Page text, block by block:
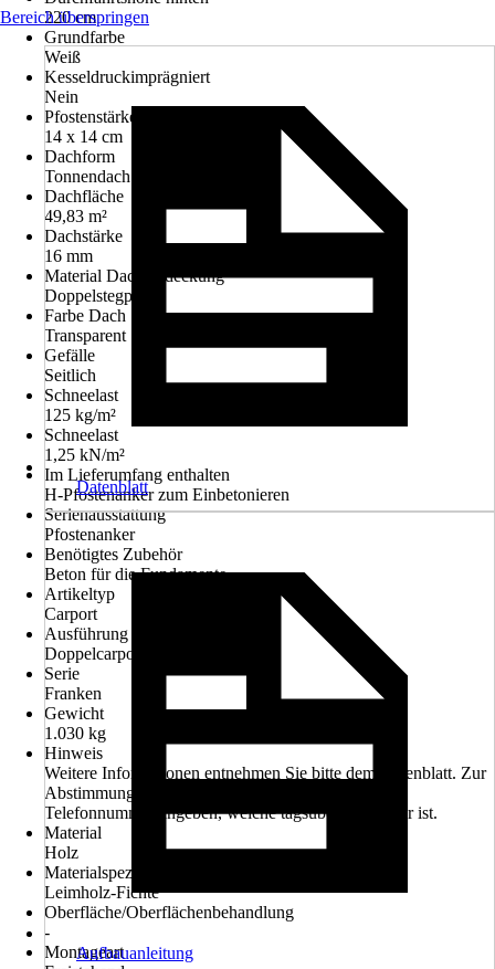
220 cm
Grundfarbe
Weiß
Kesseldruckimprägniert
Nein
Pfostenstärke
14 x 14 cm
Dachform
Tonnendach
Dachfläche
49,83 m²
Dachstärke
16 mm
Material Dacheindeckung
Doppelstegplatte
Farbe Dach
Transparent
Gefälle
Seitlich
Schneelast
125 kg/m²
Schneelast
1,25 kN/m²
Im Lieferumfang enthalten
H-Pfostenanker zum Einbetonieren
Serienausstattung
Pfostenanker
Benötigtes Zubehör
Beton für die Fundamente
Artikeltyp
Carport
Ausführung
Doppelcarport
Serie
Franken
Gewicht
1.030 kg
Hinweis
Weitere Informationen entnehmen Sie bitte dem Datenblatt. Zur
Abstimmung des Liefertermines bitte Handy- oder
Telefonnummer angeben, welche tagsüber erreichbar ist.
Material
Holz
Materialspezifizierung
Leimholz-Fichte
Oberfläche/Oberflächenbehandlung
-
Montageart
Bereich überspringen
Datenblatt
Aufbauanleitung